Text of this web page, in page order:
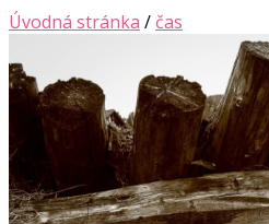
Úvodná stránka / čas